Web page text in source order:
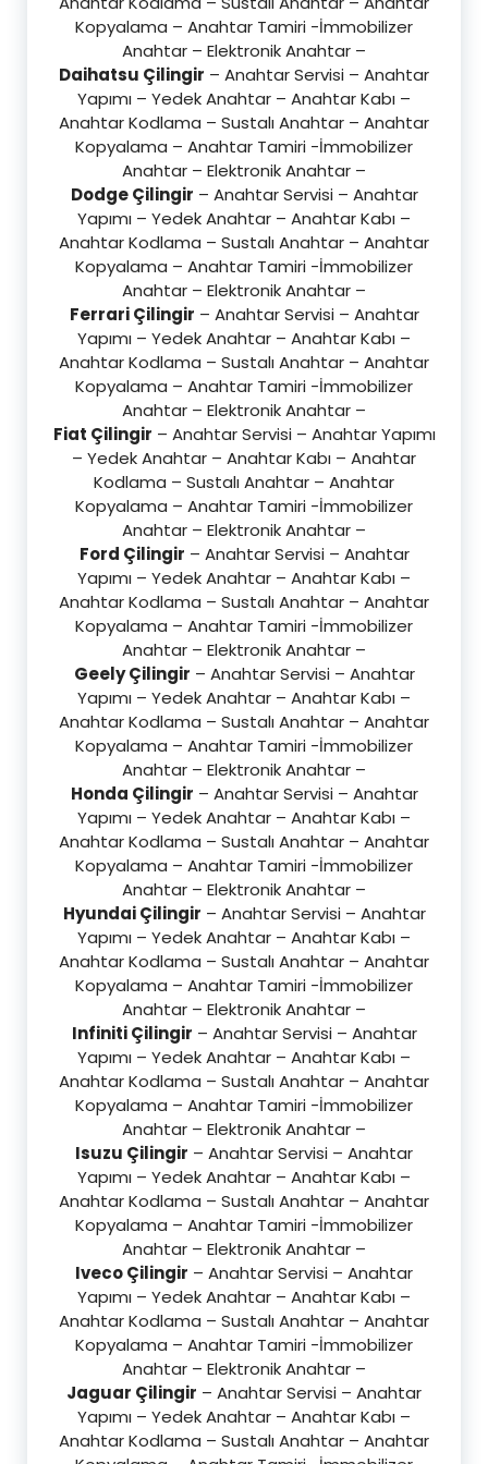
Kopyalama – Anahtar Tamiri -İmmobilizer
Anahtar – Elektronik Anahtar –
Daihatsu Çilingir – Anahtar Servisi – Anahtar
Yapımı – Yedek Anahtar – Anahtar Kabı –
Anahtar Kodlama – Sustalı Anahtar – Anahtar
Kopyalama – Anahtar Tamiri -İmmobilizer
Anahtar – Elektronik Anahtar –
Dodge Çilingir – Anahtar Servisi – Anahtar
Yapımı – Yedek Anahtar – Anahtar Kabı –
Anahtar Kodlama – Sustalı Anahtar – Anahtar
Kopyalama – Anahtar Tamiri -İmmobilizer
Anahtar – Elektronik Anahtar –
Ferrari Çilingir – Anahtar Servisi – Anahtar
Yapımı – Yedek Anahtar – Anahtar Kabı –
Anahtar Kodlama – Sustalı Anahtar – Anahtar
Kopyalama – Anahtar Tamiri -İmmobilizer
Anahtar – Elektronik Anahtar –
Fiat Çilingir – Anahtar Servisi – Anahtar Yapımı
– Yedek Anahtar – Anahtar Kabı – Anahtar
Kodlama – Sustalı Anahtar – Anahtar
Kopyalama – Anahtar Tamiri -İmmobilizer
Anahtar – Elektronik Anahtar –
Ford Çilingir – Anahtar Servisi – Anahtar
Yapımı – Yedek Anahtar – Anahtar Kabı –
Anahtar Kodlama – Sustalı Anahtar – Anahtar
Kopyalama – Anahtar Tamiri -İmmobilizer
Anahtar – Elektronik Anahtar –
Geely Çilingir – Anahtar Servisi – Anahtar
Yapımı – Yedek Anahtar – Anahtar Kabı –
Anahtar Kodlama – Sustalı Anahtar – Anahtar
Kopyalama – Anahtar Tamiri -İmmobilizer
Anahtar – Elektronik Anahtar –
Honda Çilingir – Anahtar Servisi – Anahtar
Yapımı – Yedek Anahtar – Anahtar Kabı –
Anahtar Kodlama – Sustalı Anahtar – Anahtar
Kopyalama – Anahtar Tamiri -İmmobilizer
Anahtar – Elektronik Anahtar –
Hyundai Çilingir – Anahtar Servisi – Anahtar
Yapımı – Yedek Anahtar – Anahtar Kabı –
Anahtar Kodlama – Sustalı Anahtar – Anahtar
Kopyalama – Anahtar Tamiri -İmmobilizer
Anahtar – Elektronik Anahtar –
Infiniti Çilingir – Anahtar Servisi – Anahtar
Yapımı – Yedek Anahtar – Anahtar Kabı –
Anahtar Kodlama – Sustalı Anahtar – Anahtar
Kopyalama – Anahtar Tamiri -İmmobilizer
Anahtar – Elektronik Anahtar –
Isuzu Çilingir – Anahtar Servisi – Anahtar
Yapımı – Yedek Anahtar – Anahtar Kabı –
Anahtar Kodlama – Sustalı Anahtar – Anahtar
Kopyalama – Anahtar Tamiri -İmmobilizer
Anahtar – Elektronik Anahtar –
Iveco Çilingir – Anahtar Servisi – Anahtar
Yapımı – Yedek Anahtar – Anahtar Kabı –
Anahtar Kodlama – Sustalı Anahtar – Anahtar
Kopyalama – Anahtar Tamiri -İmmobilizer
Anahtar – Elektronik Anahtar –
Jaguar Çilingir – Anahtar Servisi – Anahtar
Yapımı – Yedek Anahtar – Anahtar Kabı –
Anahtar Kodlama – Sustalı Anahtar – Anahtar